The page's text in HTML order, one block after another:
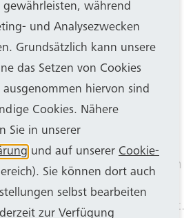
Pferde mit den schönen
Egon, Figaro oder Fanny ist
im November 1906
Fuhrpark 14 Pferde, die für
Dienste leisten. Die
versteigert – so bleibt den
rheinischer Sauerbraten auf
früheren Fahrgäste erspart.
während
und Analysezwecken
Grundsätzlich kann unsere
das Setzen von Cookies
hiervon sind
Cookies. Nähere
Sie in unserer
und auf unserer Cookie-
Sie können dort auch
selbst bearbeiten
zur Verfügung